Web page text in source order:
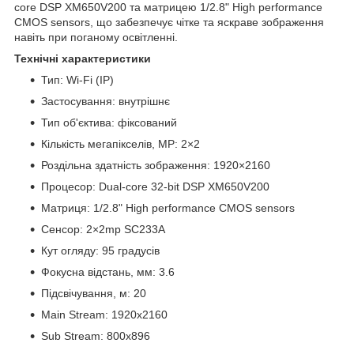
core DSP XM650V200 та матрицею 1/2.8" High performance
CMOS sensors, що забезпечує чітке та яскраве зображення
навіть при поганому освітленні.
Технічні характеристики
Тип: Wi-Fi (IP)
Застосування: внутрішнє
Тип об'єктива: фіксований
Кількість мегапікселів, MP: 2×2
Роздільна здатність зображення: 1920×2160
Процесор: Dual-core 32-bit DSP XM650V200
Матриця: 1/2.8" High performance CMOS sensors
Сенсор: 2×2mp SC233A
Кут огляду: 95 градусів
Фокусна відстань, мм: 3.6
Підсвічування, м: 20
Main Stream: 1920x2160
Sub Stream: 800x896